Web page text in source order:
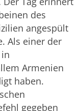
des
angespült
Als einer der
Armenien
haben.
gegeben